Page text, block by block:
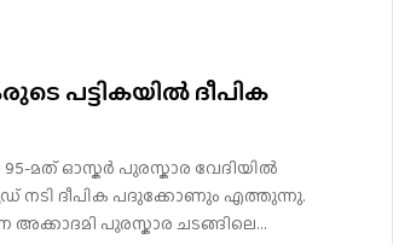
പട്ടികയിൽ ദീപിക
95-മത് ഓസ്കർ പുരസ്കാര വേദിയിൽ
ദീപിക പദുക്കോണും എത്തുന്നു.
പുരസ്കാര ചടങ്ങിലെ…